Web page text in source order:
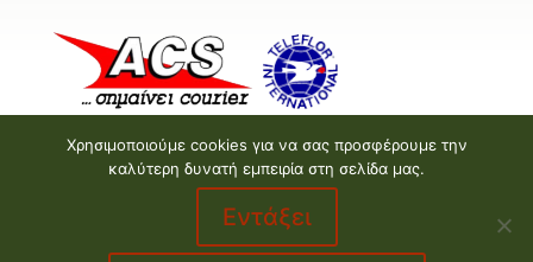
Valentine E-shop © 2026 | Design and Development
Χρησιμοποιούμε cookies για να σας προσφέρουμε την
καλύτερη δυνατή εμπειρία στη σελίδα μας.
Εντάξει